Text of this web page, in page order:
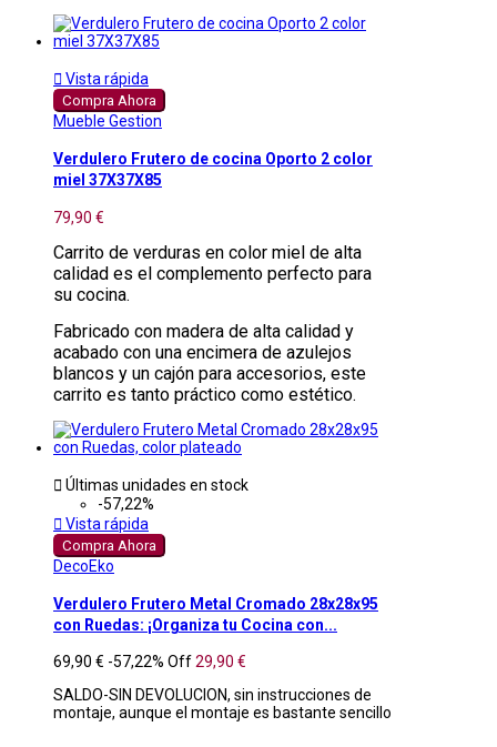
 Vista rápida
Compra Ahora
Mueble Gestion
Verdulero Frutero de cocina Oporto 2 color
miel 37X37X85
79,90 €
Carrito de verduras en color miel de alta
calidad es el complemento perfecto para
su cocina.
Fabricado con madera de alta calidad y
acabado con una encimera de azulejos
blancos y un cajón para accesorios, este
carrito es tanto práctico como estético.
 Últimas unidades en stock
-57,22%
 Vista rápida
Compra Ahora
DecoEko
Verdulero Frutero Metal Cromado 28x28x95
con Ruedas: ¡Organiza tu Cocina con...
69,90 € -57,22% Off29,90 €
SALDO-SIN DEVOLUCION, sin instrucciones de
montaje, aunque el montaje es bastante sencillo